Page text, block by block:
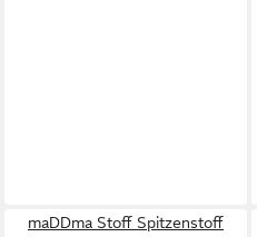
maDDma Stoff Spitzenstoff